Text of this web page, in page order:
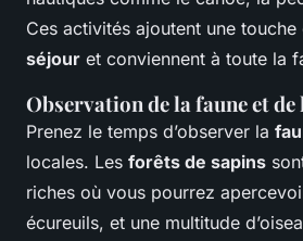
Ces activités ajoutent une
séjour et conviennent à toute la
Observation de la faune et
Prenez le temps d’observer la
locales. Les forêts de sapins
riches où vous pourrez
écureuils, et une multitude